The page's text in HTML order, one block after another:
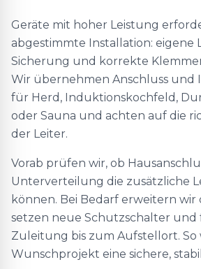
Geräte mit hoher Leistung
abgestimmte Installation: eigene
Sicherung und korrekte
Wir übernehmen Anschluss und
für Herd, Induktionskochfeld,
oder Sauna und achten auf die
der Leiter.
Vorab prüfen wir, ob
Unterverteilung die zusätzliche
können. Bei Bedarf erweitern wir
setzen neue Schutzschalter und
Zuleitung bis zum Aufstellort. So
Wunschprojekt eine sichere,